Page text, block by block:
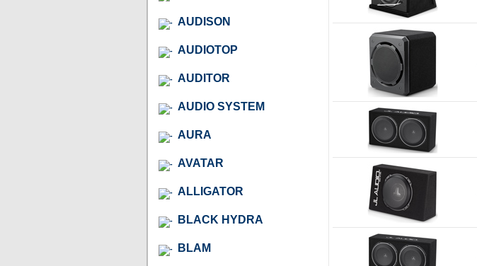
AUDISON
AUDIOTOP
AUDITOR
AUDIO SYSTEM
AURA
AVATAR
ALLIGATOR
BLACK HYDRA
BLAM